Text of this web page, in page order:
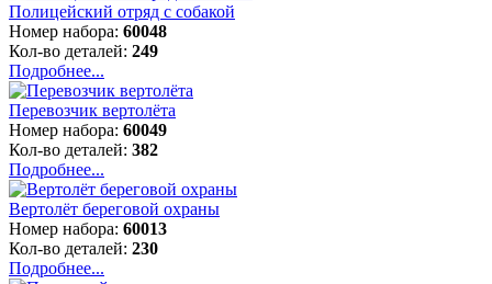
Полицейский отряд с собакой
Номер набора: 60048
Кол-во деталей: 249
Подробнее...
Перевозчик вертолёта
Номер набора: 60049
Кол-во деталей: 382
Подробнее...
Вертолёт береговой охраны
Номер набора: 60013
Кол-во деталей: 230
Подробнее...